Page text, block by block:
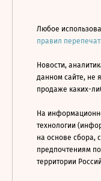
Любое
правил
Новости,
данном сайте, не
продаже каких-
На
технологии
на основе сбора,
предпочтениям
территории